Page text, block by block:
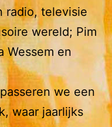
radio, televisie
wereld; Pim
Wessem en
we een
waar jaarlijks